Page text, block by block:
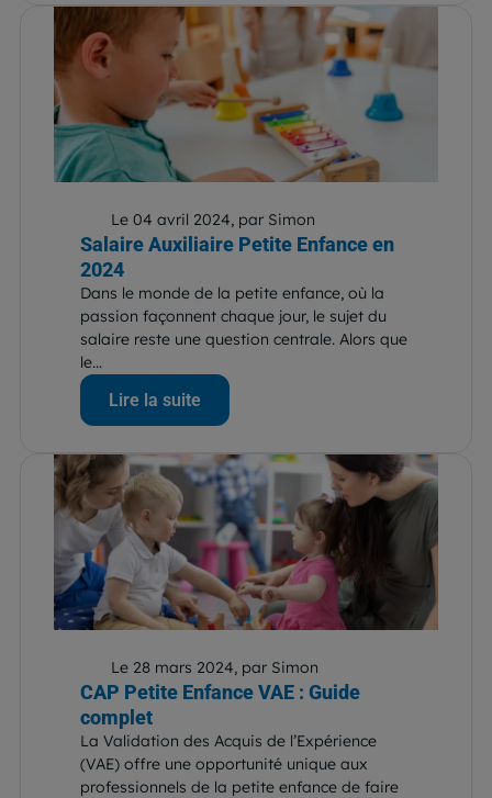
Le 04 avril 2024, par Simon
Salaire Auxiliaire Petite Enfance en
2024
Dans le monde de la petite enfance, où la
passion façonnent chaque jour, le sujet du
salaire reste une question centrale. Alors que
le...
Lire la suite
Le 28 mars 2024, par Simon
CAP Petite Enfance VAE : Guide
complet
La Validation des Acquis de l’Expérience
(VAE) offre une opportunité unique aux
professionnels de la petite enfance de faire